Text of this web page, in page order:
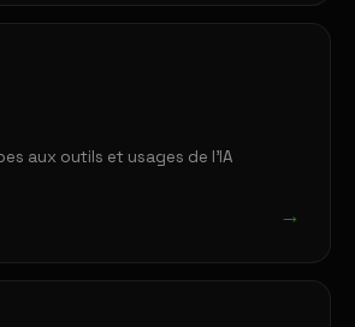
aux outils et usages de l'IA
→